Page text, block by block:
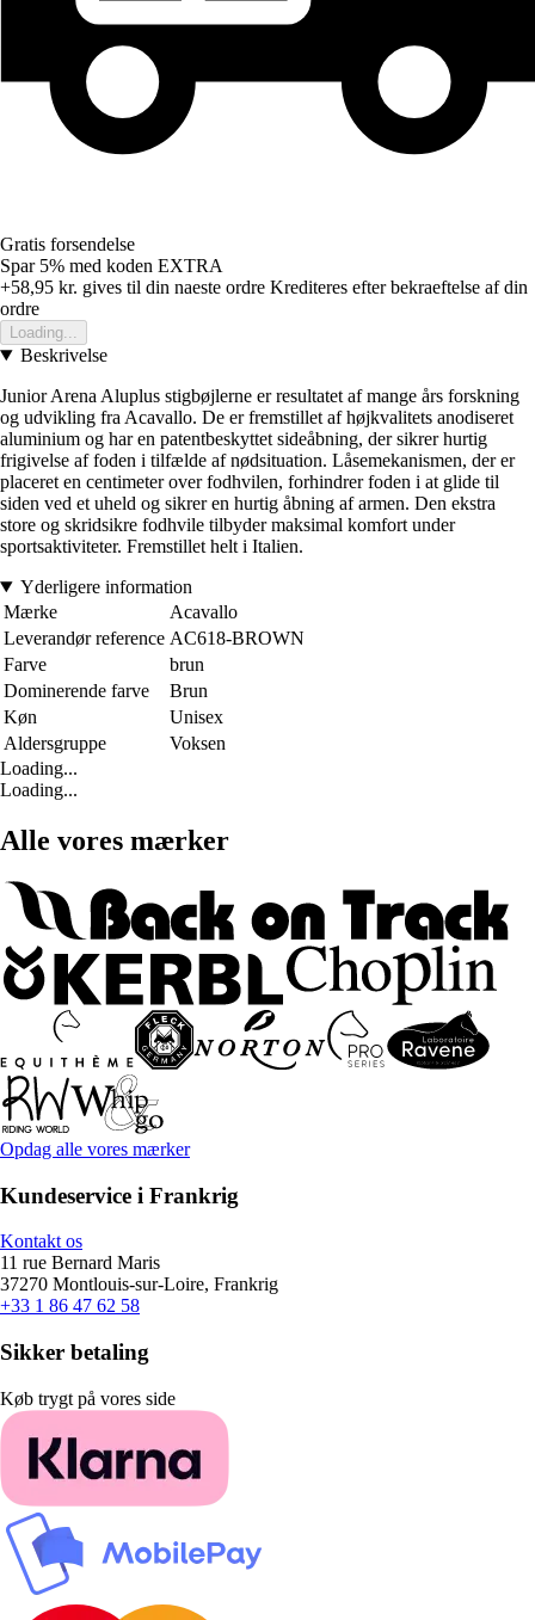
Gratis forsendelse
Spar 5% med koden EXTRA
+58,95 kr. gives til din naeste ordre Krediteres efter bekraeftelse af din
ordre
Loading...
Beskrivelse
Junior Arena Aluplus stigbøjlerne er resultatet af mange års forskning
og udvikling fra Acavallo. De er fremstillet af højkvalitets anodiseret
aluminium og har en patentbeskyttet sideåbning, der sikrer hurtig
frigivelse af foden i tilfælde af nødsituation. Låsemekanismen, der er
placeret en centimeter over fodhvilen, forhindrer foden i at glide til
siden ved et uheld og sikrer en hurtig åbning af armen. Den ekstra
store og skridsikre fodhvile tilbyder maksimal komfort under
sportsaktiviteter. Fremstillet helt i Italien.
Yderligere information
Mærke
Acavallo
Leverandør reference AC618-BROWN
Farve
brun
Dominerende farve
Brun
Køn
Unisex
Aldersgruppe
Voksen
Loading...
Loading...
Alle vores mærker
Opdag alle vores mærker
Kundeservice i Frankrig
Kontakt os
11 rue Bernard Maris
37270 Montlouis-sur-Loire, Frankrig
+33 1 86 47 62 58
Sikker betaling
Køb trygt på vores side